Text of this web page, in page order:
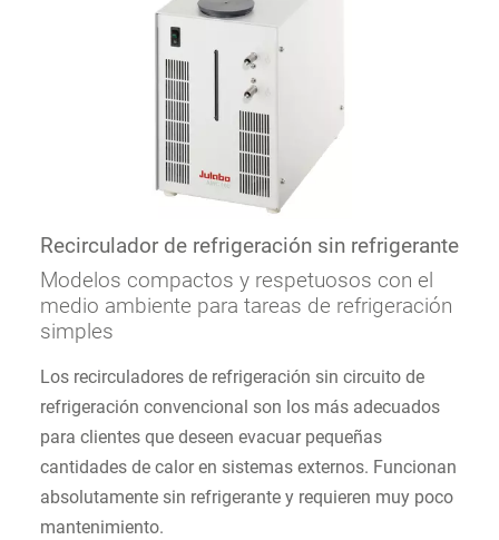
Recirculador de refrigeración sin refrigerante
Modelos compactos y respetuosos con el
medio ambiente para tareas de refrigeración
simples
Los recirculadores de refrigeración sin circuito de
refrigeración convencional son los más adecuados
para clientes que deseen evacuar pequeñas
cantidades de calor en sistemas externos. Funcionan
absolutamente sin refrigerante y requieren muy poco
mantenimiento.